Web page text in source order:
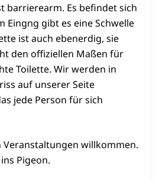
barrierearm. Es befindet sich
Eingng gibt es eine Schwelle
ist auch ebenerdig, sie
den offiziellen Maßen für
Toilette. Wir werden in
auf unserer Seite
jede Person für sich
Veranstaltungen willkommen.
Pigeon.